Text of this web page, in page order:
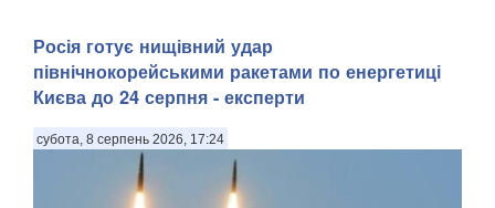
Росія готує нищівний удар
північнокорейськими ракетами по енергетиці
Києва до 24 серпня - експерти
субота, 8 серпень 2026, 17:24